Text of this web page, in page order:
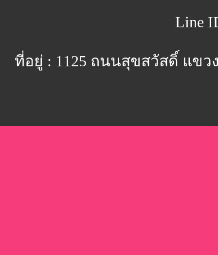
Line
ที่อยู่ : 1125 ถนนสุขสวัสดิ์ แขว